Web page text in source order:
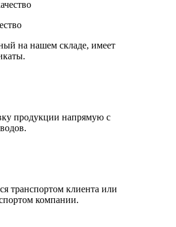
на нашем складе, имеет
продукции напрямую с
транспортом клиента или
компании.